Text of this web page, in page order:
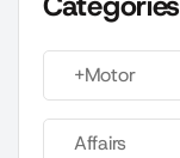
+Motor
Affairs